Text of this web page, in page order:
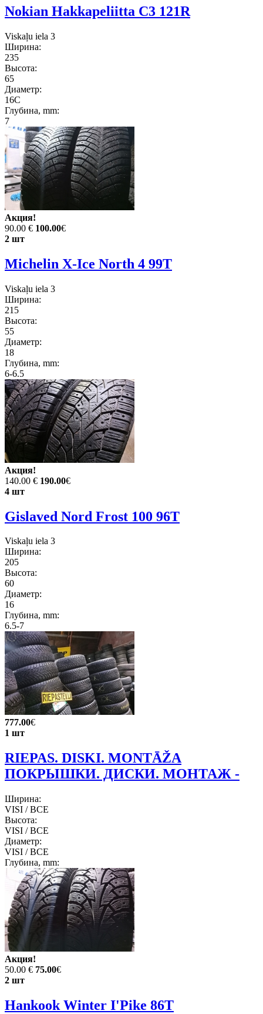
Nokian Hakkapeliitta C3 121R
Viskaļu iela 3
Ширина:
235
Высота:
65
Диаметр:
16C
Глубина, mm:
7
Акция!
90.00 € 100.00€
2 шт
Michelin X-Ice North 4 99T
Viskaļu iela 3
Ширина:
215
Высота:
55
Диаметр:
18
Глубина, mm:
6-6.5
Акция!
140.00 € 190.00€
4 шт
Gislaved Nord Frost 100 96T
Viskaļu iela 3
Ширина:
205
Высота:
60
Диаметр:
16
Глубина, mm:
6.5-7
777.00€
1 шт
RIEPAS. DISKI. MONTĀŽA
ПОКРЫШКИ. ДИСКИ. МОНТАЖ -
Ширина:
VISI / ВСЕ
Высота:
VISI / ВСЕ
Диаметр:
VISI / ВСЕ
Глубина, mm:
Акция!
50.00 € 75.00€
2 шт
Hankook Winter I'Pike 86T